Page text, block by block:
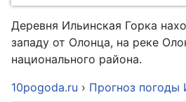
Деревня Ильинская Горка
западу от Олонца, на реке
национального района.
10pogoda.ru › Прогноз погоды